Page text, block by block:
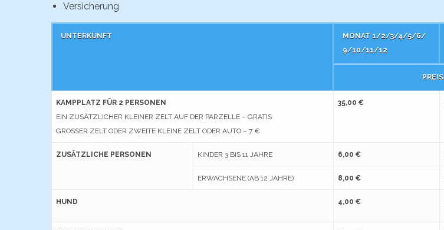
Versicherung
UNTERKUNFT MONAT 1/2/3/4/5/6/
9/10/11/12
PREIS
KAMPPLATZ FÜR 2 PERSONEN
EIN ZUSÄTZLICHER KLEINER ZELT AUF DER PARZELLE – GRATIS
GROSSER ZELT ODER ZWEITE KLEINE ZELT ODER AUTO – 7 €
35,00 €
ZUSÄTZLICHE PERSONEN KINDER 3 BIS 11 JAHRE 6,00 €
ERWACHSENE (AB 12 JAHRE) 8,00 €
HUND 4,00 €